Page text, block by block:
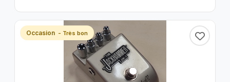
Occasion - Très bon